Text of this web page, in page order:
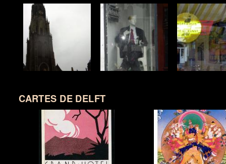
CARTES DE DELFT